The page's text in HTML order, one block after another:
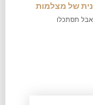
של מצלמות
תסתכלו